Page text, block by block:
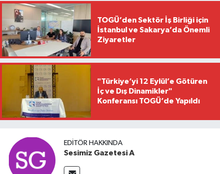
TOGÜ’den Sektör İş Birliği için
İstanbul ve Sakarya’da Önemli
Ziyaretler
"Türkiye’yi 12 Eylül’e Götüren
İç ve Dış Dinamikler"
Konferansı TOGÜ’de Yapıldı
EDITÖR HAKKINDA
Sesimiz Gazetesi A